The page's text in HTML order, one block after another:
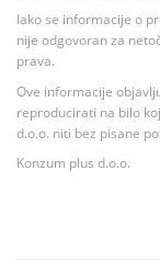
Iako se informacije o
nije odgovoran za
prava.
Ove informacije
reproducirati na bilo
d.o.o. niti bez pisane
Konzum plus d.o.o.